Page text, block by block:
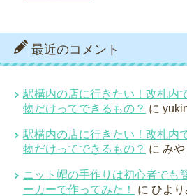
最近のコメント
駅構内の店に行きたい！改札内
物だけってできるもの？ に
駅構内の店に行きたい！改札内
物だけってできるもの？ に みや
ニット帽の手作りは初心者でも
ーカーで作ってみた！
に ひより